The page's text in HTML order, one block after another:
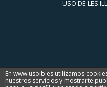
USO DE LES
En www.usoib.es utilizamos
nuestros servicios y mostrarte